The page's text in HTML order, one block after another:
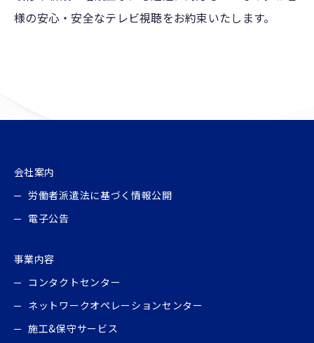
様の安心・安全なテレビ視聴をお約束いたします。
会社案内
労働者派遣法に基づく情報公開
電子公告
事業内容
コンタクトセンター
ネットワークオペレーションセンター
施工&保守サービス